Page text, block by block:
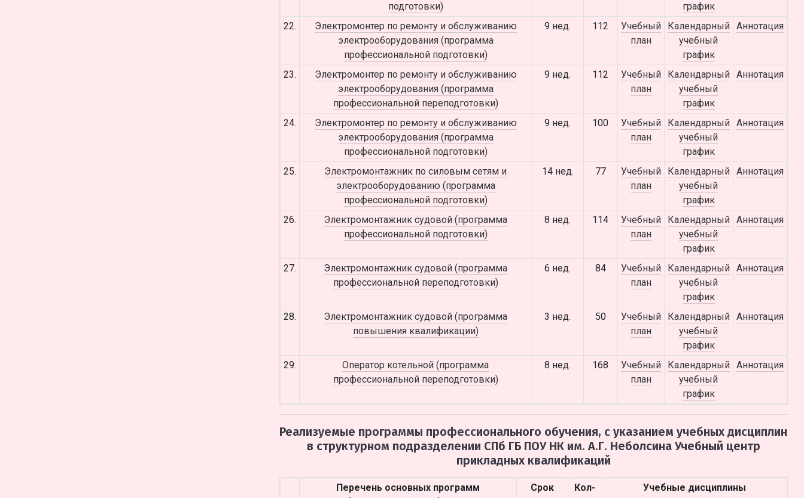
подготовки)
график
22.
Электромонтер по ремонту и обслуживанию
электрооборудования (программа
профессиональной подготовки)
9 нед. 112
Учебный
план
Календарный
учебный
график
Аннотация
23.
Электромонтер по ремонту и обслуживанию
электрооборудования (программа
профессиональной переподготовки)
9 нед. 112
Учебный
план
Календарный
учебный
график
Аннотация
24.
Электромонтер по ремонту и обслуживанию
электрооборудования (программа
профессиональной подготовки)
9 нед. 100
Учебный
план
Календарный
учебный
график
Аннотация
25.
Электромонтажник по силовым сетям и
электрооборудованию (программа
профессиональной подготовки)
14 нед. 77
Учебный
план
Календарный
учебный
график
Аннотация
26.
Электромонтажник судовой (программа
профессиональной подготовки)
8 нед. 114
Учебный
план
Календарный
учебный
график
Аннотация
27.
Электромонтажник судовой (программа
профессиональной переподготовки)
6 нед. 84
Учебный
план
Календарный
учебный
график
Аннотация
28.
Электромонтажник судовой (программа
повышения квалификации)
3 нед. 50
Учебный
план
Календарный
учебный
график
Аннотация
29.
Оператор котельной (программа
профессиональной переподготовки)
8 нед. 168
Учебный
план
Календарный
учебный
график
Аннотация
Реализуемые программы профессионального обучения, с указанием учебных дисциплин
в структурном подразделении СПб ГБ ПОУ НК им. А.Г. Неболсина Учебный центр
прикладных квалификаций
Перечень основных программ
Срок
Кол-
Учебные дисциплины